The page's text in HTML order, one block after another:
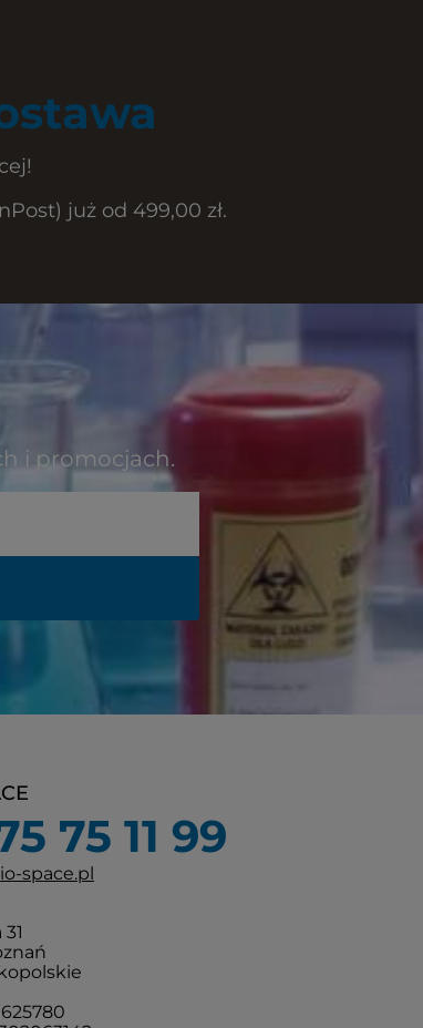
już od 499,00 zł.
i promocjach.
75 11 99
space.pl